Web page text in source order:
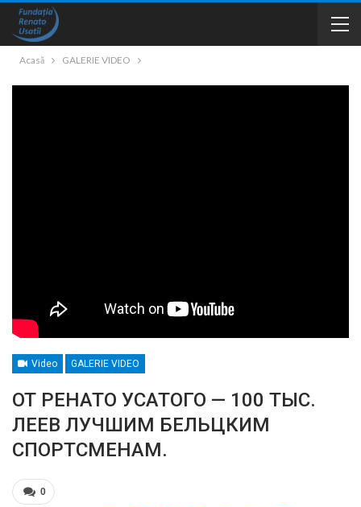
Acasă GALERIE VIDEO
Video GALERIE VIDEO
ОТ РЕНАТО УСАТОГО — 100 ТЫС.
ЛЕЕВ ЛУЧШИМ БЕЛЬЦКИМ
СПОРТСМЕНАМ.
0